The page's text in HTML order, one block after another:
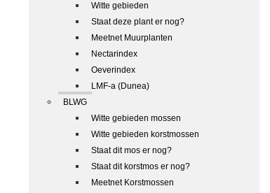
Witte gebieden
Staat deze plant er nog?
Meetnet Muurplanten
Nectarindex
Oeverindex
LMF-a (Dunea)
BLWG
Witte gebieden mossen
Witte gebieden korstmossen
Staat dit mos er nog?
Staat dit korstmos er nog?
Meetnet Korstmossen